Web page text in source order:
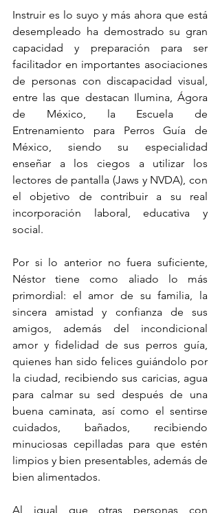
Instruir es lo suyo y más ahora que está
desempleado ha demostrado su gran
capacidad y preparación para ser
facilitador en importantes asociaciones
de personas con discapacidad visual,
entre las que destacan Ilumina, Ágora
de México, la Escuela de
Entrenamiento para Perros Guía de
México, siendo su especialidad
enseñar a los ciegos a utilizar los
lectores de pantalla (Jaws y NVDA), con
el objetivo de contribuir a su real
incorporación laboral, educativa y
social.
Por si lo anterior no fuera suficiente,
Néstor tiene como aliado lo más
primordial: el amor de su familia, la
sincera amistad y confianza de sus
amigos, además del incondicional
amor y fidelidad de sus perros guía,
quienes han sido felices guiándolo por
la ciudad, recibiendo sus caricias, agua
para calmar su sed después de una
buena caminata, así como el sentirse
cuidados, bañados, recibiendo
minuciosas cepilladas para que estén
limpios y bien presentables, además de
bien alimentados.
Al igual que otras personas con